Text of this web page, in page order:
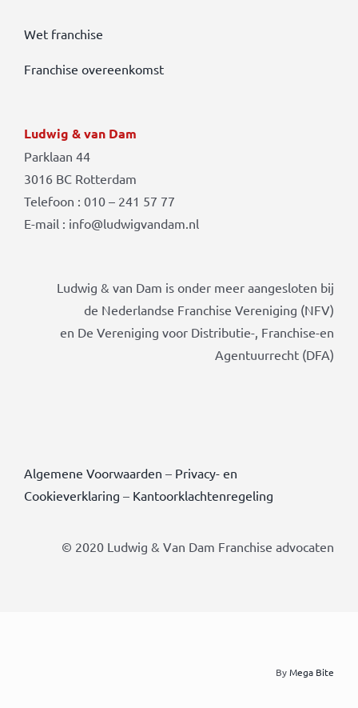
Wet franchise
Franchise overeenkomst
Ludwig & van Dam
Parklaan 44
3016 BC Rotterdam
Telefoon : 010 – 241 57 77
E-mail : info@ludwigvandam.nl
Ludwig & van Dam is onder meer aangesloten bij
de Nederlandse Franchise Vereniging (NFV)
en De Vereniging voor Distributie-, Franchise-en
Agentuurrecht (DFA)
Algemene Voorwaarden – Privacy- en
Cookieverklaring – Kantoorklachtenregeling
© 2020 Ludwig & Van Dam Franchise advocaten
ByMega Bite